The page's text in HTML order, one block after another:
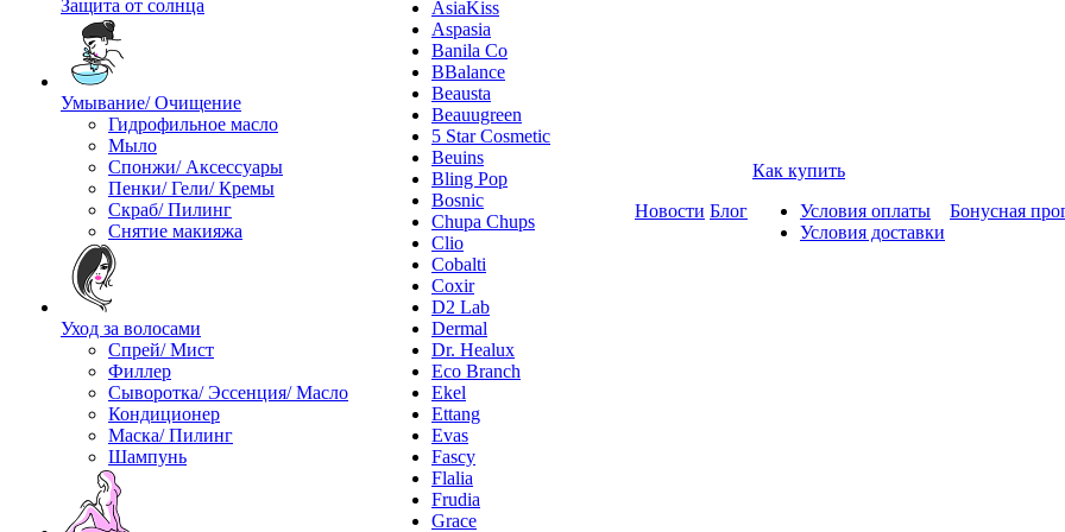
Защита от солнца
Умывание/ Очищение
Гидрофильное масло
Мыло
Спонжи/ Аксессуары
Пенки/ Гели/ Кремы
Скраб/ Пилинг
Снятие макияжа
Уход за волосами
Спрей/ Мист
Филлер
Сыворотка/ Эссенция/ Масло
Кондиционер
Маска/ Пилинг
Шампунь
AsiaKiss
Aspasia
Banila Co
BBalance
Beausta
Beauugreen
5 Star Cosmetic
Beuins
Bling Pop
Bosnic
Chupa Chups
Clio
Cobalti
Coxir
D2 Lab
Dermal
Dr. Healux
Eco Branch
Ekel
Ettang
Evas
Fascy
Flalia
Frudia
Grace
Новости Блог
Как купить
Условия оплаты
Условия доставки
Бонусная